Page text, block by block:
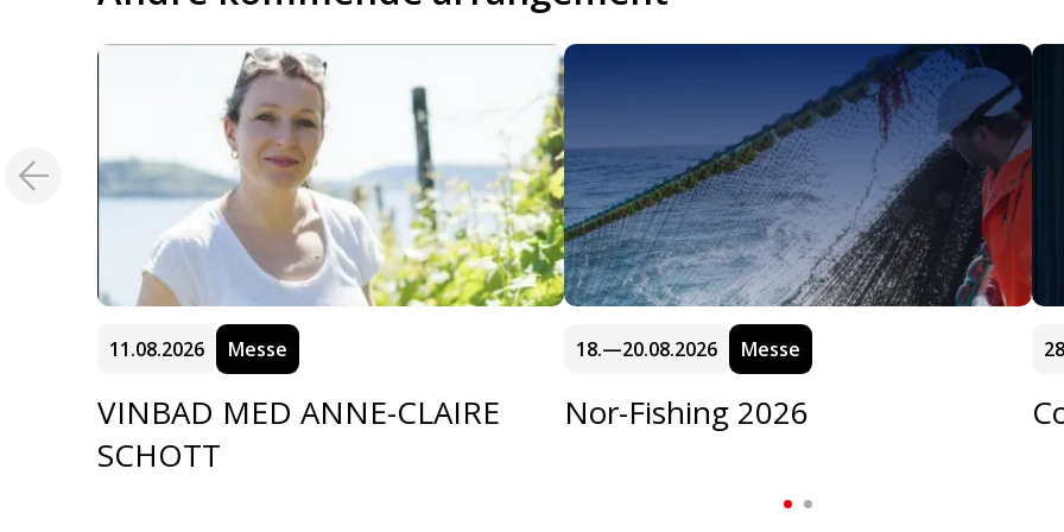
11.08.2026 Messe
VINBAD MED ANNE-CLAIRE
SCHOTT
18.—20.08.2026 Messe
Nor-Fishing 2026